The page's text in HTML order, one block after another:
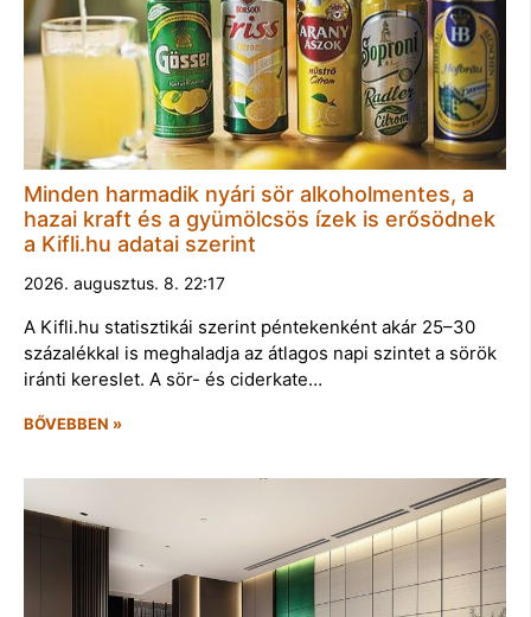
Minden harmadik nyári sör alkoholmentes, a
hazai kraft és a gyümölcsös ízek is erősödnek
a Kifli.hu adatai szerint
2026. augusztus. 8. 22:17
A Kifli.hu statisztikái szerint péntekenként akár 25–30
százalékkal is meghaladja az átlagos napi szintet a sörök
iránti kereslet. A sör- és ciderkate…
BŐVEBBEN »